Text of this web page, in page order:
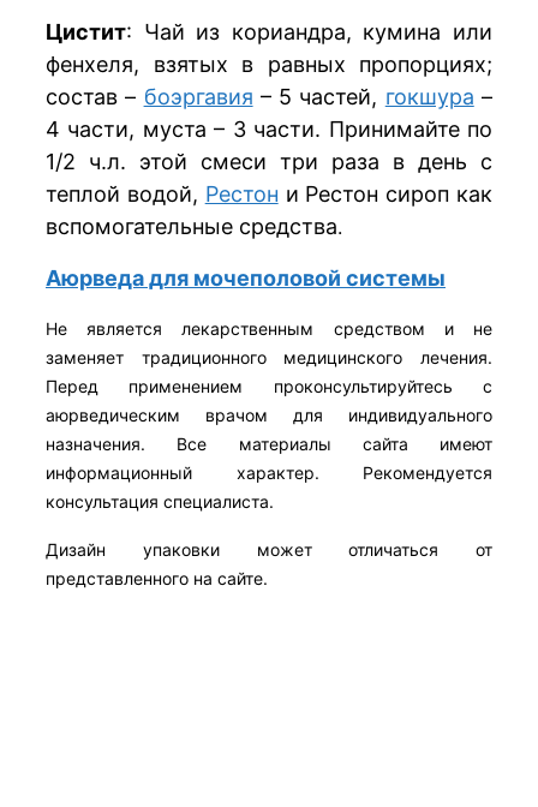
Цистит: Чай из кориандра, кумина или
фенхеля, взятых в равных пропорциях;
состав – боэргавия – 5 частей, гокшура –
4 части, муста – 3 части. Принимайте по
1/2 ч.л. этой смеси три раза в день с
теплой водой, Рестон и Рестон сироп как
вспомогательные средства.
Аюрведа для мочеполовой системы
Не является лекарственным средством и не
заменяет традиционного медицинского лечения.
Перед применением проконсультируйтесь с
аюрведическим врачом для индивидуального
назначения. Все материалы сайта имеют
информационный характер. Рекомендуется
консультация специалиста.
Дизайн упаковки может отличаться от
представленного на сайте.